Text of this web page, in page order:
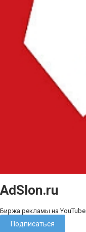
AdSlon.ru
Биржа рекламы на YouTube
Подписаться